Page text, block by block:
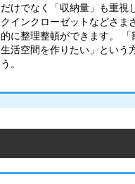
だけでなく「収納量」も重視
クインクローゼットなどさま
的に整理整頓ができます。
生活空間を作りたい」という
う。